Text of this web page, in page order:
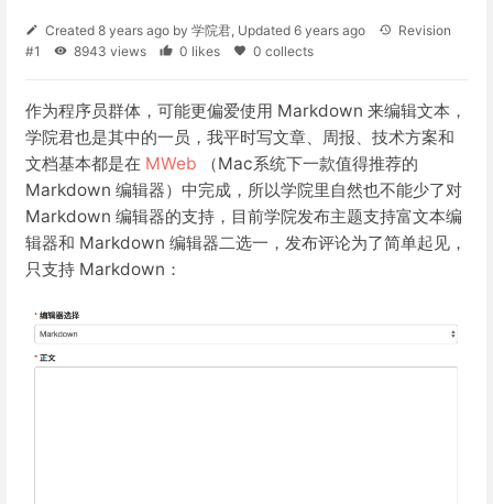
Created 8 years ago by 学院君, Updated 6 years ago
Revision
#1
8943 views 0 likes 0 collects
作为程序员群体，可能更偏爱使用 Markdown 来编辑文本，
学院君也是其中的一员，我平时写文章、周报、技术方案和
文档基本都是在 MWeb （Mac系统下一款值得推荐的
Markdown 编辑器）中完成，所以学院里自然也不能少了对
Markdown 编辑器的支持，目前学院发布主题支持富文本编
辑器和 Markdown 编辑器二选一，发布评论为了简单起见，
只支持 Markdown：